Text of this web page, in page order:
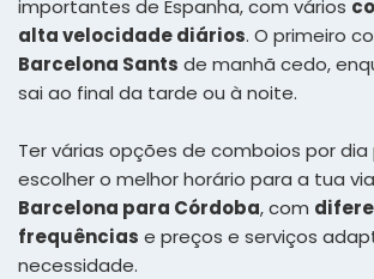
importantes de Espanha, com vários
alta velocidade diários. O primeiro
Barcelona Sants de manhã cedo,
sai ao final da tarde ou à noite.
Ter várias opções de comboios por
escolher o melhor horário para a tua
Barcelona para Córdoba, com
frequências e preços e serviços
necessidade.